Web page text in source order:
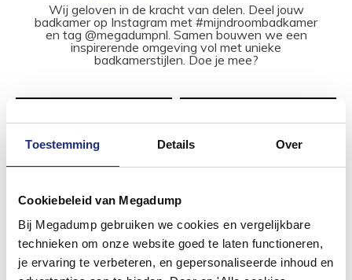
Toestemming Details Over
Cookiebeleid van Megadump
Bij Megadump gebruiken we cookies en vergelijkbare
technieken om onze website goed te laten functioneren,
je ervaring te verbeteren, en gepersonaliseerde inhoud en
Wij geloven in de kracht van delen. Deel jouw
badkamer op Instagram met #mijndroombadkamer
en tag @megadumpnl. Samen bouwen we een
inspirerende omgeving vol met unieke
badkamerstijlen. Doe je mee?